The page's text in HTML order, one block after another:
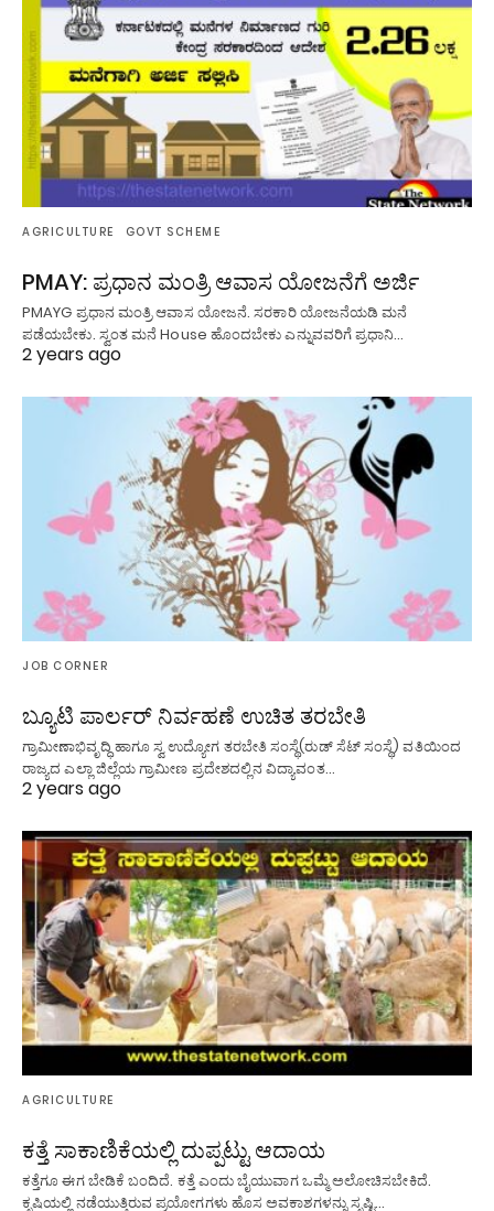
AGRICULTURE GOVT SCHEME
PMAY: ಪ್ರಧಾನ ಮಂತ್ರಿ ಆವಾಸ ಯೋಜನೆಗೆ ಅರ್ಜಿ
PMAYG ಪ್ರಧಾನ ಮಂತ್ರಿ ಆವಾಸ ಯೋಜನೆ. ಸರಕಾರಿ ಯೋಜನೆಯಡಿ ಮನೆ
ಪಡೆಯಬೇಕು. ಸ್ವಂತ ಮನೆ House ಹೊಂದಬೇಕು ಎನ್ನುವವರಿಗೆ ಪ್ರಧಾನಿ…
2 years ago
JOB CORNER
ಬ್ಯೂಟಿ ಪಾರ್ಲರ್ ನಿರ್ವಹಣೆ ಉಚಿತ ತರಬೇತಿ
ಗ್ರಾಮೀಣಾಭಿವೃದ್ಧಿ ಹಾಗೂ ಸ್ವ ಉದ್ಯೋಗ ತರಬೇತಿ ಸಂಸ್ಥೆ(ರುಡ್ ಸೆಟ್ ಸಂಸ್ಥೆ) ವತಿಯಿಂದ
ರಾಜ್ಯದ ಎಲ್ಲಾ ಜಿಲ್ಲೆಯ ಗ್ರಾಮೀಣ ಪ್ರದೇಶದಲ್ಲಿನ ವಿದ್ಯಾವಂತ…
2 years ago
AGRICULTURE
ಕತ್ತೆ ಸಾಕಾಣಿಕೆಯಲ್ಲಿ ದುಪ್ಪಟ್ಟು ಆದಾಯ
ಕತ್ತೆಗೂ ಈಗ ಬೇಡಿಕೆ ಬಂದಿದೆ. ಕತ್ತೆ ಎಂದು ಬೈಯುವಾಗ ಒಮ್ಮೆ ಅಲೋಚಿಸಬೇಕಿದೆ.
ಕೃಷಿಯಲ್ಲಿ ನಡೆಯುತ್ತಿರುವ ಪ್ರಯೋಗಗಳು ಹೊಸ ಅವಕಾಶಗಳನ್ನು ಸೃಷ್ಟಿ…